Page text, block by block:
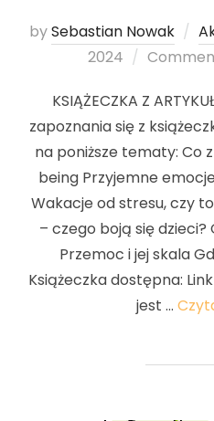
bySebastian Nowak
2024
KSIĄŻECZKA Z
zapoznania się z
na poniższe tematy: Co
being Przyjemne
Wakacje od stresu, czy
– czego boją się
Przemoc i jej skala
Książeczka dostępna:
jest …